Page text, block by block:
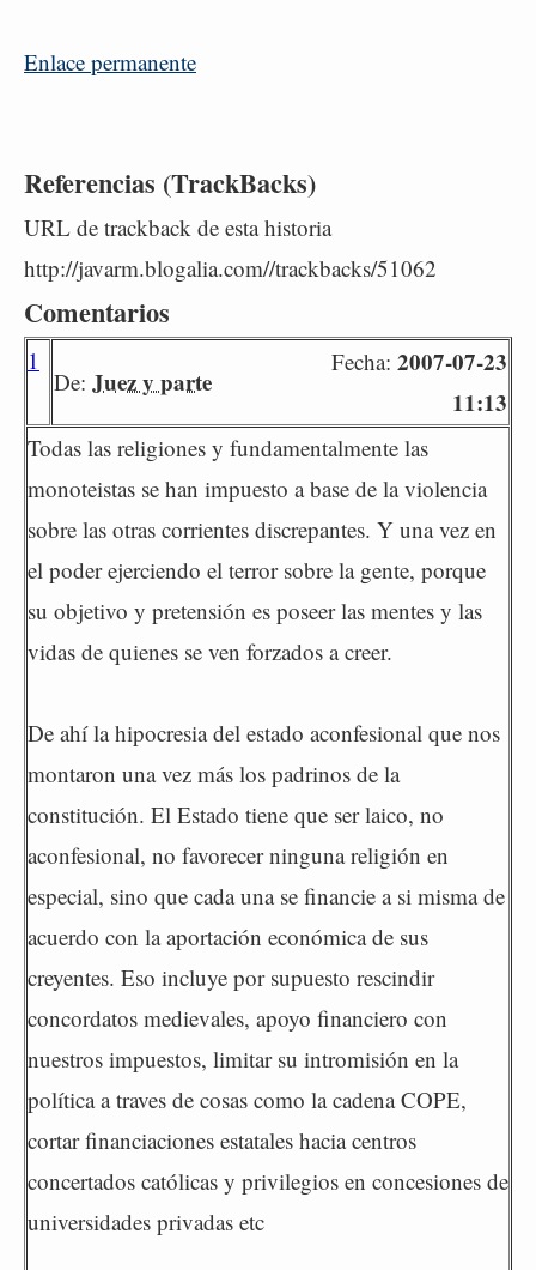
Enlace permanente
Referencias (TrackBacks)
URL de trackback de esta historia
http://javarm.blogalia.com//trackbacks/51062
Comentarios
1
De: Juez y parte
Fecha: 2007-07-23
11:13
Todas las religiones y fundamentalmente las
monoteistas se han impuesto a base de la violencia
sobre las otras corrientes discrepantes. Y una vez en
el poder ejerciendo el terror sobre la gente, porque
su objetivo y pretensión es poseer las mentes y las
vidas de quienes se ven forzados a creer.
De ahí la hipocresia del estado aconfesional que nos
montaron una vez más los padrinos de la
constitución. El Estado tiene que ser laico, no
aconfesional, no favorecer ninguna religión en
especial, sino que cada una se financie a si misma de
acuerdo con la aportación económica de sus
creyentes. Eso incluye por supuesto rescindir
concordatos medievales, apoyo financiero con
nuestros impuestos, limitar su intromisión en la
política a traves de cosas como la cadena COPE,
cortar financiaciones estatales hacia centros
concertados católicas y privilegios en concesiones de
universidades privadas etc